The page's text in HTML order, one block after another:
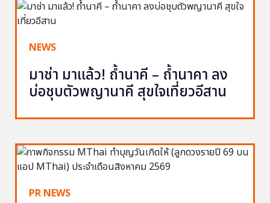
NEWS
มาช่า มาแล้ว! ถ้ำนาคี – ถ้ำนาคา ลง
บ่อชุบตัวพญานาคี สุขใจเที่ยวอีสาน
PR NEWS